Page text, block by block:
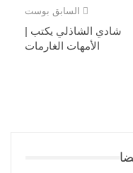
السابق بوست
شادي الشاذلي يكتب |
الأمهات الغارمات